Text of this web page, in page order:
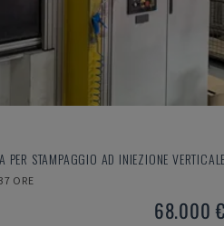
PER STAMPAGGIO AD INIEZIONE
ORE
68.000